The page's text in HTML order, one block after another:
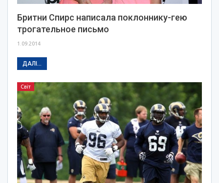
Бритни Спирс написала поклоннику-гею
трогательное письмо
1.09.2014
ДАЛІ...
Світ